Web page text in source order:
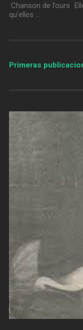
Chanson de l’ours
qu’elles …
Primeras